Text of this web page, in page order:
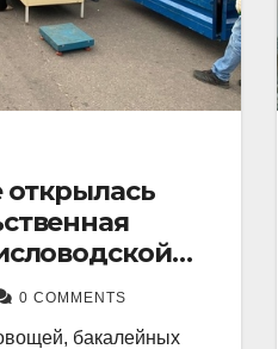
открылась
0 COMMENTS
бакалейных